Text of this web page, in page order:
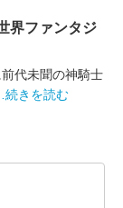
ファンタジ
代未聞の神騎士
…続きを読む